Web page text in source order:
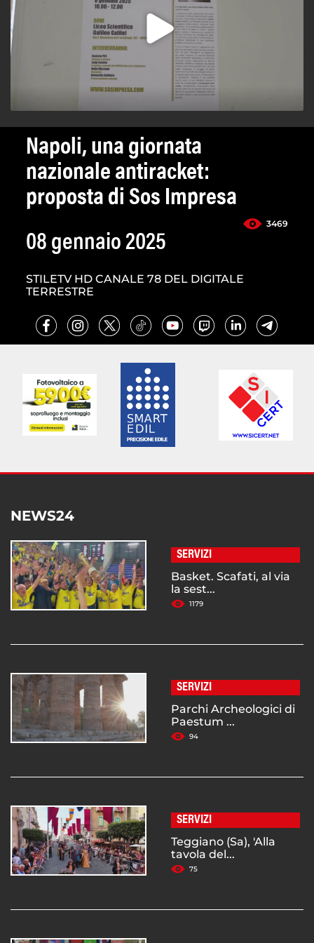
Napoli, una giornata
nazionale antiracket:
proposta di Sos Impresa
3469
08 gennaio 2025
STILETV HD CANALE 78 DEL DIGITALE
TERRESTRE
NEWS24
SERVIZI
Basket. Scafati, al via
la sest...
1179
SERVIZI
Parchi Archeologici di
Paestum ...
94
SERVIZI
Teggiano (Sa), 'Alla
tavola del...
75